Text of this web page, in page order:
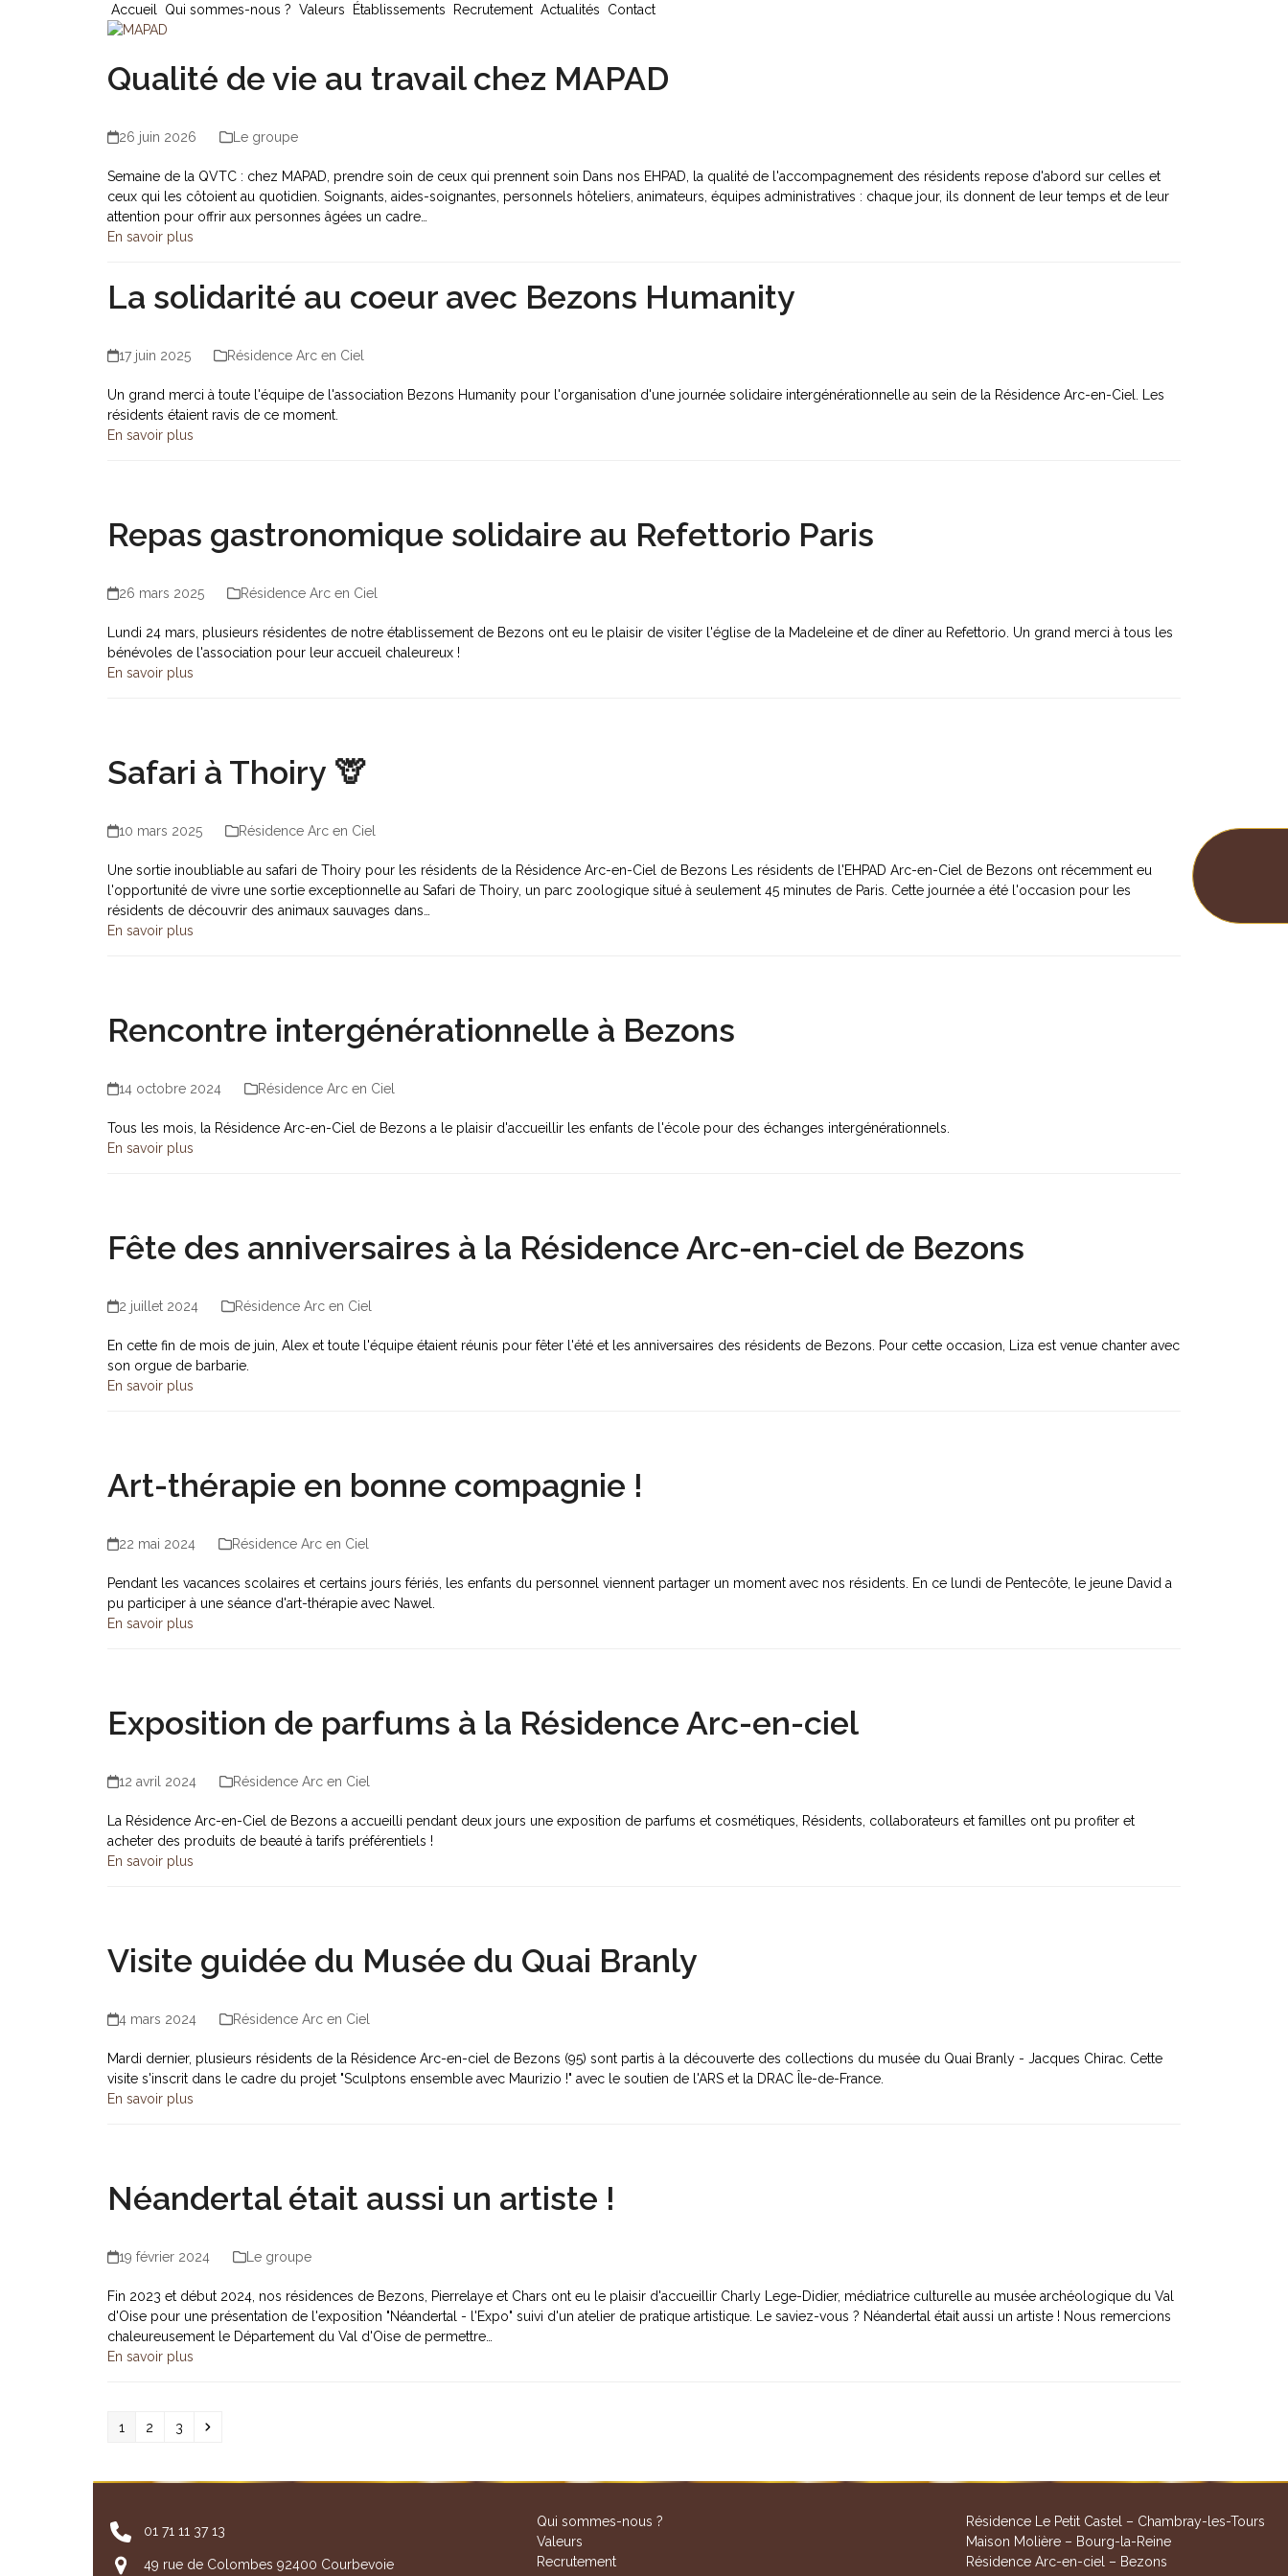
Accueil Qui sommes-nous ? Valeurs Établissements Recrutement Actualités Contact
Qualité de vie au travail chez MAPAD
26 juin 2026 Le groupe
Semaine de la QVTC : chez MAPAD, prendre soin de ceux qui prennent soin Dans nos EHPAD, la qualité de l'accompagnement des résidents repose d'abord sur celles et
ceux qui les côtoient au quotidien. Soignants, aides-soignantes, personnels hôteliers, animateurs, équipes administratives : chaque jour, ils donnent de leur temps et de leur
attention pour offrir aux personnes âgées un cadre…
En savoir plus
La solidarité au coeur avec Bezons Humanity
17 juin 2025 Résidence Arc en Ciel
Un grand merci à toute l'équipe de l'association Bezons Humanity pour l'organisation d'une journée solidaire intergénérationnelle au sein de la Résidence Arc-en-Ciel. Les
résidents étaient ravis de ce moment.
En savoir plus
Repas gastronomique solidaire au Refettorio Paris
26 mars 2025 Résidence Arc en Ciel
Lundi 24 mars, plusieurs résidentes de notre établissement de Bezons ont eu le plaisir de visiter l'église de la Madeleine et de dîner au Refettorio. Un grand merci à tous les
bénévoles de l'association pour leur accueil chaleureux !
En savoir plus
Safari à Thoiry 🦒
10 mars 2025 Résidence Arc en Ciel
Une sortie inoubliable au safari de Thoiry pour les résidents de la Résidence Arc-en-Ciel de Bezons Les résidents de l'EHPAD Arc-en-Ciel de Bezons ont récemment eu
l'opportunité de vivre une sortie exceptionnelle au Safari de Thoiry, un parc zoologique situé à seulement 45 minutes de Paris. Cette journée a été l'occasion pour les
résidents de découvrir des animaux sauvages dans…
En savoir plus
Rencontre intergénérationnelle à Bezons
14 octobre 2024 Résidence Arc en Ciel
Tous les mois, la Résidence Arc-en-Ciel de Bezons a le plaisir d'accueillir les enfants de l'école pour des échanges intergénérationnels.
En savoir plus
Fête des anniversaires à la Résidence Arc-en-ciel de Bezons
2 juillet 2024 Résidence Arc en Ciel
En cette fin de mois de juin, Alex et toute l'équipe étaient réunis pour fêter l'été et les anniversaires des résidents de Bezons. Pour cette occasion, Liza est venue chanter avec
son orgue de barbarie.
En savoir plus
Art-thérapie en bonne compagnie !
22 mai 2024 Résidence Arc en Ciel
Pendant les vacances scolaires et certains jours fériés, les enfants du personnel viennent partager un moment avec nos résidents. En ce lundi de Pentecôte, le jeune David a
pu participer à une séance d'art-thérapie avec Nawel.
En savoir plus
Exposition de parfums à la Résidence Arc-en-ciel
12 avril 2024 Résidence Arc en Ciel
La Résidence Arc-en-Ciel de Bezons a accueilli pendant deux jours une exposition de parfums et cosmétiques, Résidents, collaborateurs et familles ont pu profiter et
acheter des produits de beauté à tarifs préférentiels !
En savoir plus
Visite guidée du Musée du Quai Branly
4 mars 2024 Résidence Arc en Ciel
Mardi dernier, plusieurs résidents de la Résidence Arc-en-ciel de Bezons (95) sont partis à la découverte des collections du musée du Quai Branly - Jacques Chirac. Cette
visite s'inscrit dans le cadre du projet "Sculptons ensemble avec Maurizio !" avec le soutien de l'ARS et la DRAC Île-de-France.
En savoir plus
Néandertal était aussi un artiste !
19 février 2024 Le groupe
Fin 2023 et début 2024, nos résidences de Bezons, Pierrelaye et Chars ont eu le plaisir d'accueillir Charly Lege-Didier, médiatrice culturelle au musée archéologique du Val
d'Oise pour une présentation de l'exposition "Néandertal - l'Expo" suivi d'un atelier de pratique artistique. Le saviez-vous ? Néandertal était aussi un artiste ! Nous remercions
chaleureusement le Département du Val d'Oise de permettre…
En savoir plus
Page
1 Page
2 Page
3 Suivant
01 71 11 37 13
49 rue de Colombes 92400 Courbevoie
Qui sommes-nous ?
Valeurs
Recrutement
Résidence Le Petit Castel – Chambray-les-Tours
Maison Molière – Bourg-la-Reine
Résidence Arc-en-ciel – Bezons